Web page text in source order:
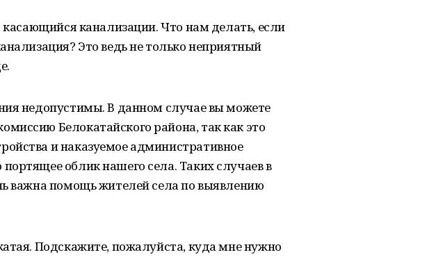
канализации. Что нам делать, если
Это ведь не только неприятный
недопустимы. В данном случае вы можете
Белокатайского района, так как это
и наказуемое административное
облик нашего села. Таких случаев в
важна помощь жителей села по выявлению
Подскажите, пожалуйста, куда мне нужно